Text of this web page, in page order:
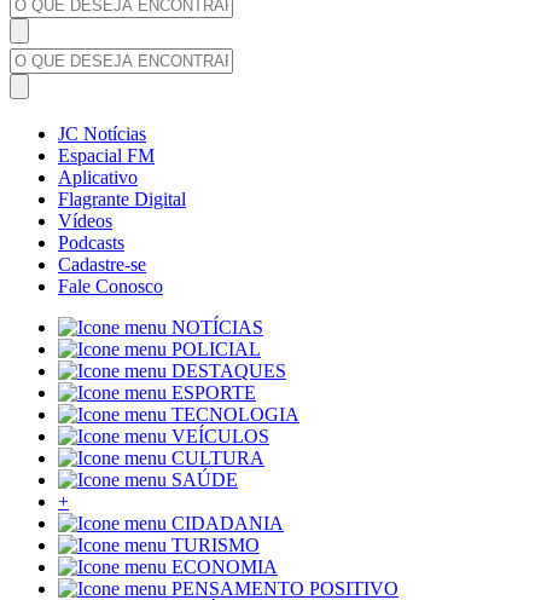
JC Notícias
Espacial FM
Aplicativo
Flagrante Digital
Vídeos
Podcasts
Cadastre-se
Fale Conosco
NOTÍCIAS
POLICIAL
DESTAQUES
ESPORTE
TECNOLOGIA
VEÍCULOS
CULTURA
SAÚDE
+
CIDADANIA
TURISMO
ECONOMIA
PENSAMENTO POSITIVO